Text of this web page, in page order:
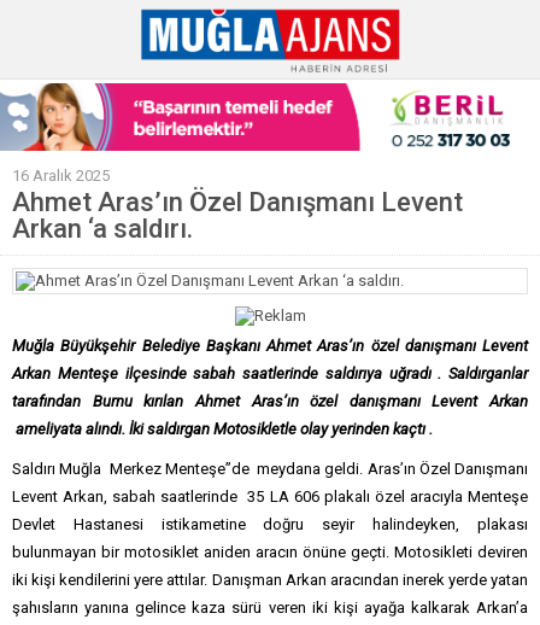
Ana Sayfa
Tüm Haberler
Köşe Yazıları
Sağlık
Künye
16 Aralık 2025
Ahmet Aras’ın Özel Danışmanı Levent
Arkan ‘a saldırı.
Muğla Büyükşehir Belediye Başkanı Ahmet Aras’ın özel danışmanı Levent
Arkan Menteşe ilçesinde sabah saatlerinde saldırıya uğradı . Saldırganlar
tarafından Burnu kırılan Ahmet Aras’ın özel danışmanı Levent Arkan
ameliyata alındı. İki saldırgan Motosikletle olay yerinden kaçtı .
Saldırı Muğla Merkez Menteşe”de meydana geldi. Aras’ın Özel Danışmanı
Levent Arkan, sabah saatlerinde 35 LA 606 plakalı özel aracıyla Menteşe
Devlet Hastanesi istikametine doğru seyir halindeyken, plakası
bulunmayan bir motosiklet aniden aracın önüne geçti. Motosikleti deviren
iki kişi kendilerini yere attılar. Danışman Arkan aracından inerek yerde yatan
şahısların yanına gelince kaza sürü veren iki kişi ayağa kalkarak Arkan’a